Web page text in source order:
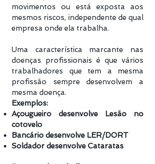
movimentos ou está exposta aos
mesmos riscos, independente de qual
empresa onde ela trabalha.
Uma característica marcante nas
doenças profissionais é que vários
trabalhadores que tem a mesma
profissão sempre desenvolvem a
mesma doença.
Exemplos:
Açougueiro desenvolve Lesão no
cotovelo
Bancário desenvolve LER/DORT
Soldador desenvolve Cataratas